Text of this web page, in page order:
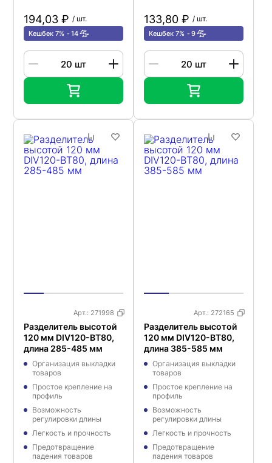
194,03 ₽ / шт.
Кешбек 7% 14
133,80 ₽ / шт.
Кешбек 7% 9
Арт.: 271998
Разделитель высотой
120 мм DIV120-BT80,
длина 285-485 мм
Организация выкладки
товаров
Простое крепление на
профиль
Возможность
регулировки длины
Легкость и прочность
Предотвращение
падения товаров
Арт.: 272165
Разделитель высотой
120 мм DIV120-BT80,
длина 385-585 мм
Организация выкладки
товаров
Простое крепление на
профиль
Возможность
регулировки длины
Легкость и прочность
Предотвращение
падения товаров